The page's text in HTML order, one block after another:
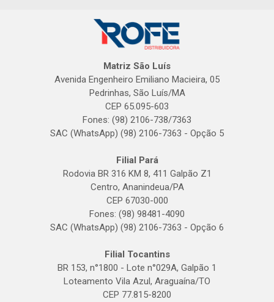
Matriz São Luís
Avenida Engenheiro Emiliano Macieira, 05
Pedrinhas, São Luís/MA
CEP 65.095-603
Fones: (98) 2106-738/7363
SAC (WhatsApp) (98) 2106-7363 - Opção 5
Filial Pará
Rodovia BR 316 KM 8, 411 Galpão Z1
Centro, Ananindeua/PA
CEP 67030-000
Fones: (98) 98481-4090
SAC (WhatsApp) (98) 2106-7363 - Opção 6
Filial Tocantins
BR 153, n°1800 - Lote n°029A, Galpão 1
Loteamento Vila Azul, Araguaína/TO
CEP 77.815-8200